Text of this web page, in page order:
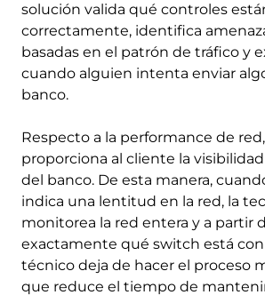
solución valida qué controles
correctamente, identifica
basadas en el patrón de tráfico y
cuando alguien intenta enviar
banco.
Respecto a la performance de
proporciona al cliente la
del banco. De esta manera,
indica una lentitud en la red, la
monitorea la red entera y a partir
exactamente qué switch está con
técnico deja de hacer el proceso
que reduce el tiempo de